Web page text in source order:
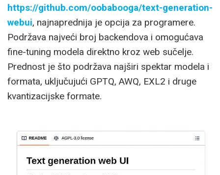
https://github.com/oobabooga/text-generation-
webui, najnaprednija je opcija za programere.
Podržava najveći broj backendova i omogućava
fine-tuning modela direktno kroz web sučelje.
Prednost je što podržava najširi spektar modela i
formata, uključujući GPTQ, AWQ, EXL2 i druge
kvantizacijske formate.